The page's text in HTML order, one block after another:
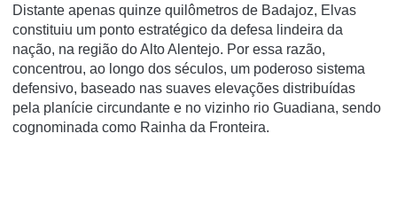
Distante apenas quinze quilômetros de Badajoz, Elvas
constituiu um ponto estratégico da defesa lindeira da
nação, na região do Alto Alentejo. Por essa razão,
concentrou, ao longo dos séculos, um poderoso sistema
defensivo, baseado nas suaves elevações distribuí­das
pela planí­cie circundante e no vizinho rio Guadiana, sendo
cognominada como Rainha da Fronteira.